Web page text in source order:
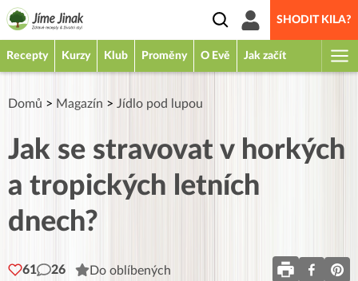
SHODIT KILA?
Recepty Kurzy Klub Proměny O Evě Jak začít
Domů > Magazín > Jídlo pod lupou
Jak se stravovat v horkých
a tropických letních
dnech?
61 26 Do oblíbených